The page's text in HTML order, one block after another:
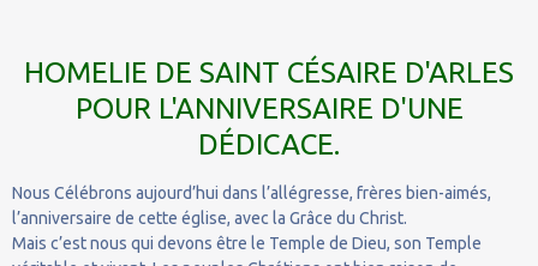
HOMELIE DE SAINT CÉSAIRE D'ARLES
POUR L'ANNIVERSAIRE D'UNE
DÉDICACE.
Nous Célébrons aujourd’hui dans l’allégresse, frères bien-aimés,
l’anniversaire de cette église, avec la Grâce du Christ.
Mais c’est nous qui devons être le Temple de Dieu, son Temple